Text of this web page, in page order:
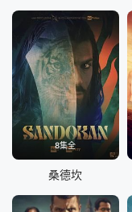
8集全
桑德坎